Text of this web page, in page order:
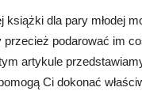
książki dla pary młodej
podarować im
artykule
Ci dokonać